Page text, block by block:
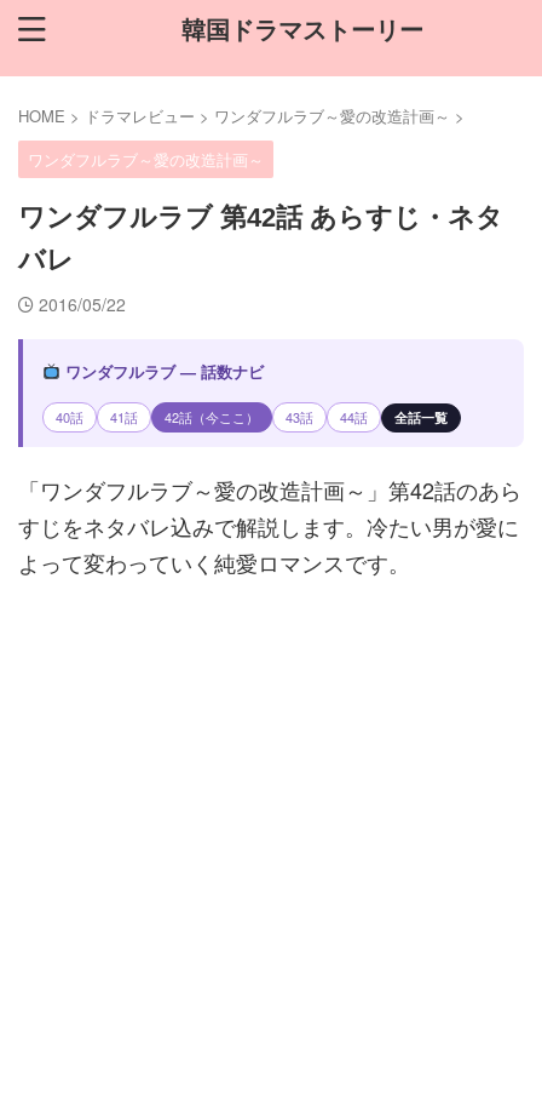
韓国ドラマストーリー
HOME > ドラマレビュー > ワンダフルラブ～愛の改造計画～ >
ワンダフルラブ～愛の改造計画～
ワンダフルラブ 第42話 あらすじ・ネタ
バレ
2016/05/22
ワンダフルラブ — 話数ナビ
40話 41話 42話（今ここ） 43話 44話 全話一覧
「ワンダフルラブ～愛の改造計画～」第42話のあら
すじをネタバレ込みで解説します。冷たい男が愛に
よって変わっていく純愛ロマンスです。